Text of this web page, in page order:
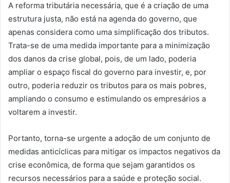
A reforma tributária necessária, que é a criação de uma
estrutura justa, não está na agenda do governo, que
apenas considera como uma simplificação dos tributos.
Trata-se de uma medida importante para a minimização
dos danos da crise global, pois, de um lado, poderia
ampliar o espaço fiscal do governo para investir, e, por
outro, poderia reduzir os tributos para os mais pobres,
ampliando o consumo e estimulando os empresários a
voltarem a investir.
Portanto, torna-se urgente a adoção de um conjunto de
medidas anticíclicas para mitigar os impactos negativos da
crise econômica, de forma que sejam garantidos os
recursos necessários para a saúde e proteção social.